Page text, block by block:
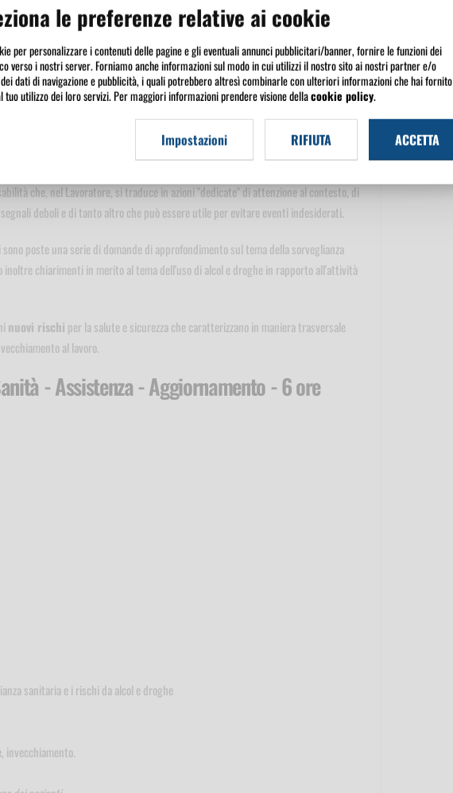
Lavoratori Sanità - Assistenza -
inizia cercando di capire l'utilità che può avere la formazione quando,
e quali possono essere
che, nel Lavoratore, si traduce in azioni "dedicate" di attenzione al contesto, di
deboli e di tanto altro che può essere utile per evitare eventi indesiderati.
sono poste una serie di domande di approfondimento sul tema della sorveglianza
inoltre chiarimenti in merito al tema dell'uso di alcol e droghe in rapporto all'attività
nuovi rischi per la salute e sicurezza che caratterizzano in maniera trasversale
al lavoro.
- Assistenza - Aggiornamento - 6 ore
sanitaria e i rischi da alcol e droghe
invecchiamento.
le preferenze relative ai cookie
per personalizzare i contenuti delle pagine e gli eventuali annunci pubblicitari/banner, fornire le funzioni dei
verso i nostri server. Forniamo anche informazioni sul modo in cui utilizzi il nostro sito ai nostri partner e/o
dati di navigazione e pubblicità, i quali potrebbero altresì combinarle con ulteriori informazioni che hai fornito
tuo utilizzo dei loro servizi. Per maggiori informazioni prendere visione dellacookie policy.
Impostazioni RIFIUTA ACCETTA